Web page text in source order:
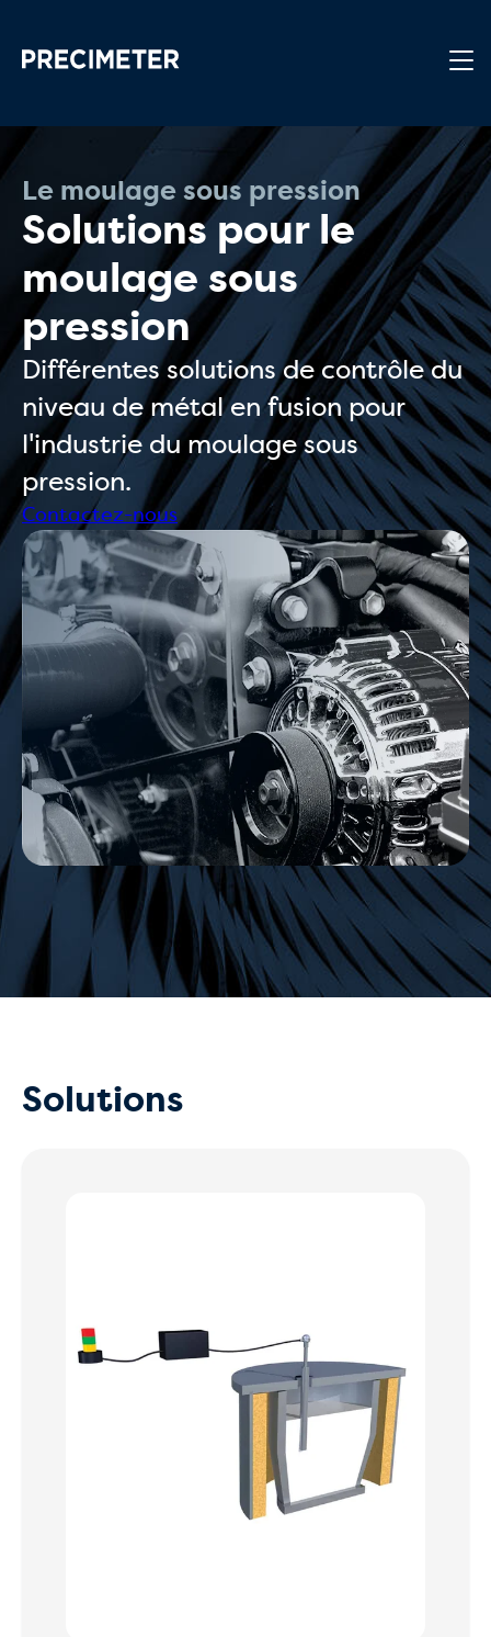
Le moulage sous pression
Solutions pour le
moulage sous
pression
Différentes solutions de contrôle du
niveau de métal en fusion pour
l'industrie du moulage sous
pression.
Contactez-nous
Solutions